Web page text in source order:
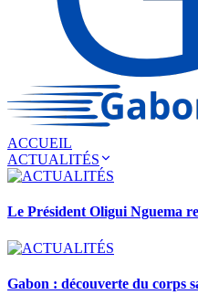
ACCUEIL
ACTUALITÉS
Le Président Oligui Nguema
Gabon : découverte du corps